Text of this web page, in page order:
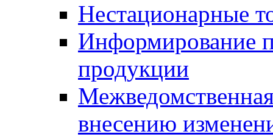
Нестационарные
Информирование
продукции
внесению